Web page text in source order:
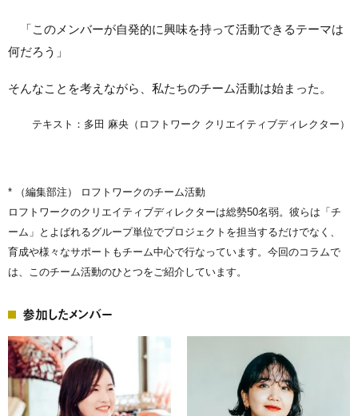
「このメンバーが自発的に興味を持って活動できるテーマは
何だろう」
そんなことを考えながら、私たちのチーム活動は始まった。
テキスト：多田 麻央（ロフトワーク クリエイティブディレクター）
* （編集部注） ロフトワークのチーム活動
ロフトワークのクリエイティブディレクターは総勢50名弱。彼らは「チ
ーム」とよばれるグループ単位でプロジェクトを担当するだけでなく、
育成や様々なサポートもチーム中心で行なっています。今回のコラムで
は、このチーム活動のひとつをご紹介しています。
参加したメンバー